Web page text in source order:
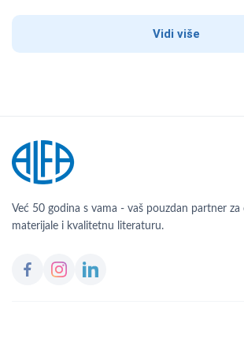
Vidi više
Već 50 godina s vama - vaš pouzdan partner za
materijale i kvalitetnu literaturu.